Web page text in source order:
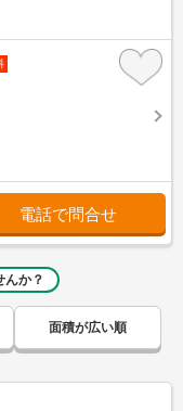
電話で問合せ
んか？
面積が広い順